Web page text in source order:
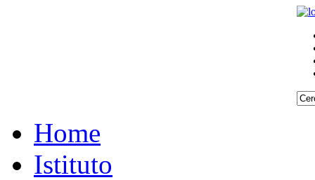
Home
Istituto